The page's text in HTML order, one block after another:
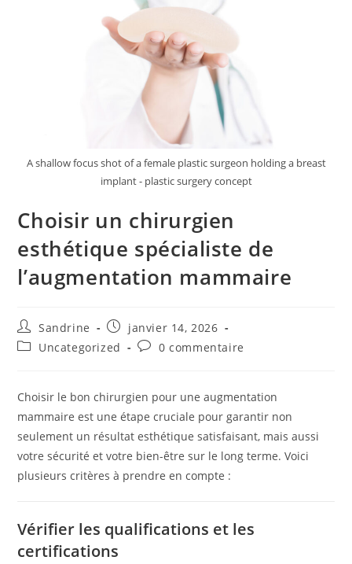
A shallow focus shot of a female plastic surgeon holding a breast
implant - plastic surgery concept
Choisir un chirurgien
esthétique spécialiste de
l’augmentation mammaire
Auteur/autrice
de
la
Sandrine
Publication
publiée :
janvier 14, 2026
PostUncategorized
Commentaires
0 commentaire
Choisir le bon chirurgien pour une augmentation
mammaire est une étape cruciale pour garantir non
seulement un résultat esthétique satisfaisant, mais aussi
votre sécurité et votre bien-être sur le long terme. Voici
plusieurs critères à prendre en compte :
Vérifier les qualifications et les
certifications